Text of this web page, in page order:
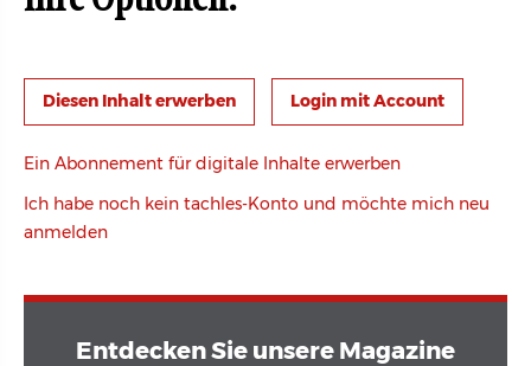
Login mit Account
Ein Abonnement für digitale Inhalte erwerben
Ich habe noch kein tachles-Konto und möchte mich neu
anmelden
Entdecken Sie unsere Magazine